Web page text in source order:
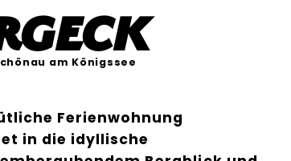
am Königssee
Ferienwohnung
in die idyllische